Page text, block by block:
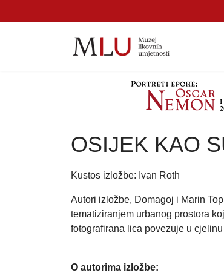
OSIJEK KAO
Kustos izložbe: Ivan Roth
Autori izložbe, Domagoj i Marin
tematiziranjem urbanog prostora
fotografirana lica povezuje u
O autorima izložbe: